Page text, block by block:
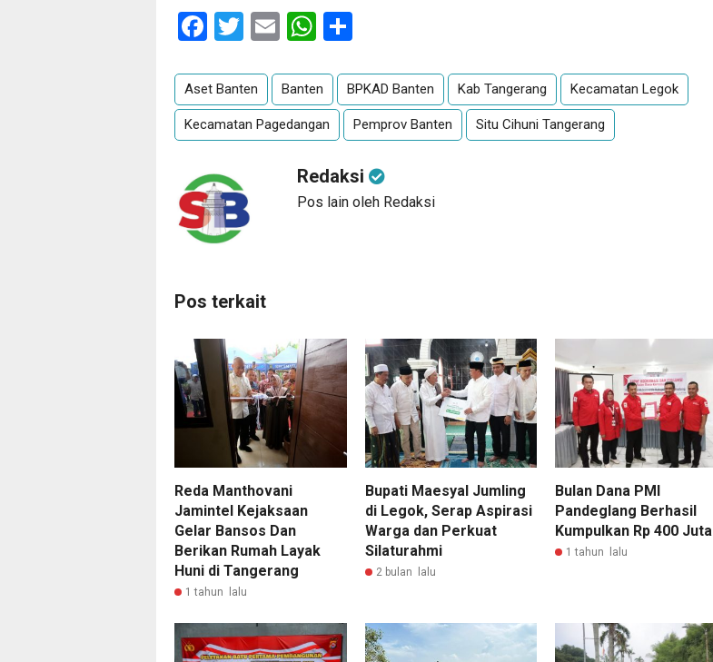
Facebook
Twitter
EmailWhatsApp
Aset Banten Banten BPKAD Banten Kab Tangerang Kecamatan Legok
Kecamatan Pagedangan Pemprov Banten Situ Cihuni Tangerang
Redaksi
Pos lain oleh Redaksi
Pos terkait
Reda Manthovani
Jamintel Kejaksaan
Gelar Bansos Dan
Berikan Rumah Layak
Huni di Tangerang
1 tahun lalu
Bupati Maesyal Jumling
di Legok, Serap Aspirasi
Warga dan Perkuat
Silaturahmi
2 bulan lalu
Bulan Dana PMI
Pandeglang Berhasil
Kumpulkan Rp 400 Juta
1 tahun lalu